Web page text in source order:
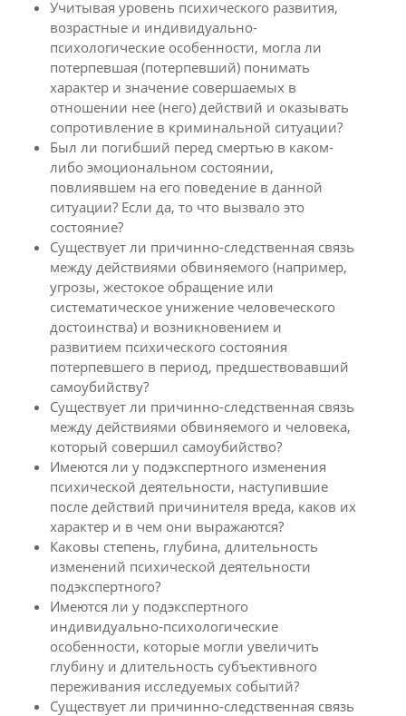
Учитывая уровень психического развития,
возрастные и индивидуально-
психологические особенности, могла ли
потерпевшая (потерпевший) понимать
характер и значение совершаемых в
отношении нее (него) действий и оказывать
сопротивление в криминальной ситуации?
Был ли погибший перед смертью в каком-
либо эмоциональном состоянии,
повлиявшем на его поведение в данной
ситуации? Если да, то что вызвало это
состояние?
Существует ли причинно-следственная связь
между действиями обвиняемого (например,
угрозы, жестокое обращение или
систематическое унижение человеческого
достоинства) и возникновением и
развитием психического состояния
потерпевшего в период, предшествовавший
самоубийству?
Существует ли причинно-следственная связь
между действиями обвиняемого и человека,
который совершил самоубийство?
Имеются ли у подэкспертного изменения
психической деятельности, наступившие
после действий причинителя вреда, каков их
характер и в чем они выражаются?
Каковы степень, глубина, длительность
изменений психической деятельности
подэкспертного?
Имеются ли у подэкспертного
индивидуально-психологические
особенности, которые могли увеличить
глубину и длительность субъективного
переживания исследуемых событий?
Существует ли причинно-следственная связь